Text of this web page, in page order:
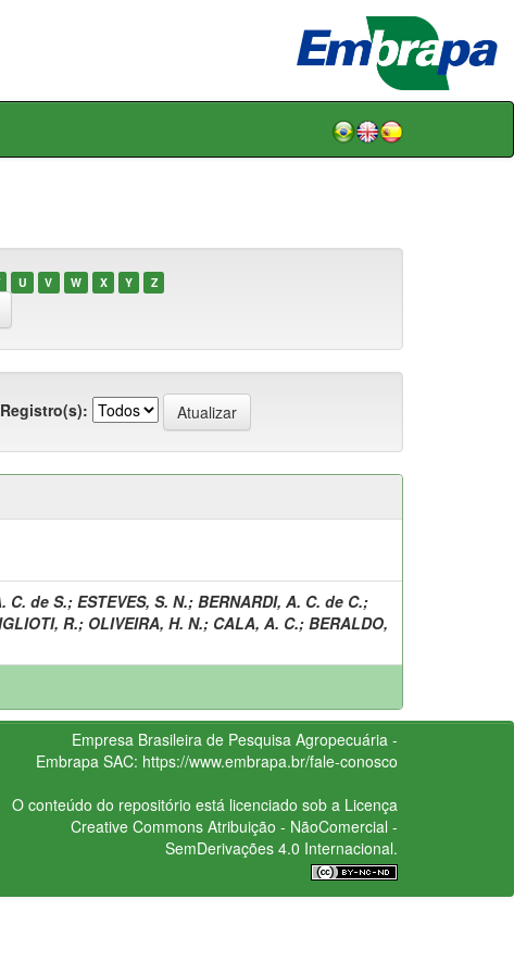
U V W X Y Z
Registro(s):
C. de S.; ESTEVES, S. N.; BERNARDI, A. C. de C.;
R.; OLIVEIRA, H. N.; CALA, A. C.; BERALDO,
Empresa Brasileira de Pesquisa Agropecuária -
Embrapa SAC: https://www.embrapa.br/fale-conosco
O conteúdo do repositório está licenciado sob a Licença
Creative CommonsAtribuição - NãoComercial -
SemDerivações 4.0 Internacional.